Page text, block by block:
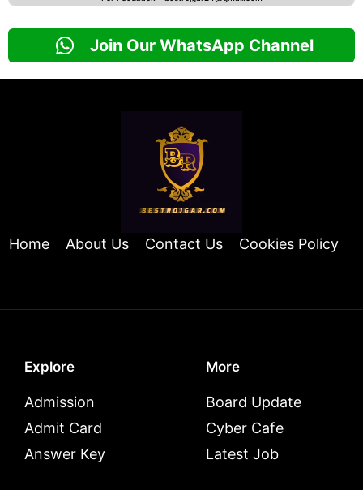
Join Our WhatsApp Channel
Home About Us Contact Us Cookies Policy
Explore
Admission
Admit Card
Answer Key
More
Board Update
Cyber Cafe
Latest Job